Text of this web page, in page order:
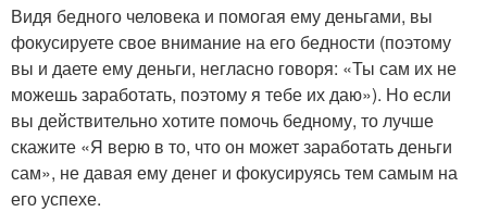
Видя бедного человека и помогая ему деньгами, вы
фокусируете свое внимание на его бедности (поэтому
вы и даете ему деньги, негласно говоря: «Ты сам их не
можешь заработать, поэтому я тебе их даю»). Но если
вы действительно хотите помочь бедному, то лучше
скажите «Я верю в то, что он может заработать деньги
сам», не давая ему денег и фокусируясь тем самым на
его успехе.